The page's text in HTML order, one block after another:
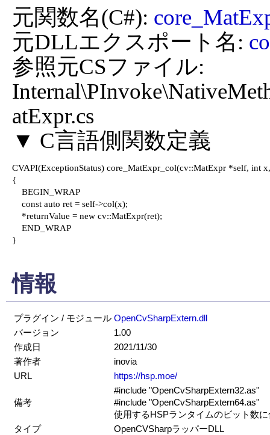
元関数名(C#):
元DLLエクスポート名:
参照元CSファイル:
atExpr.cs
CVAPI(ExceptionStatus) core_MatExpr_col(cv::MatExpr *self, int
{
    BEGIN_WRAP
    const auto ret = self->col(x);
    *returnValue = new cv::MatExpr(ret);
    END_WRAP
}
情報
プラグイン / モジュール OpenCvSharpExtern.dll
バージョン
1.00
作成日
2021/11/30
著作者
inovia
URL
https://hsp.moe/
備考
#include "OpenCvSharpExtern32.as"
#include "OpenCvSharpExtern64.as"
使用するHSPランタイムのビット数
タイプ
OpenCVSharpラッパーDLL